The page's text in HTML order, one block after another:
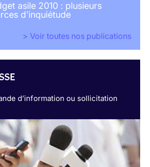
asile 2010 : plusieurs
d'inquiétude
> Voir toutes nos publications
d’information ou sollicitation